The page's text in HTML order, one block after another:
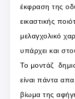
έκφραση της
εικαστικής
μελαγχολικό
υπάρχει και
Το μοντάζ
είναι πάντα
βίωμα της